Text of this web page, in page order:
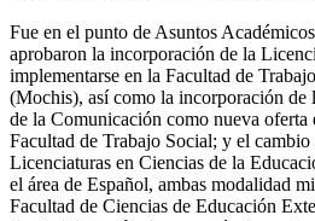
Fue en el punto de Asuntos
aprobaron la incorporación de la
implementarse en la Facultad de
(Mochis), así como la incorporación de
de la Comunicación como nueva oferta
Facultad de Trabajo Social; y el
Licenciaturas en Ciencias de la
el área de Español, ambas modalidad
Facultad de Ciencias de Educación